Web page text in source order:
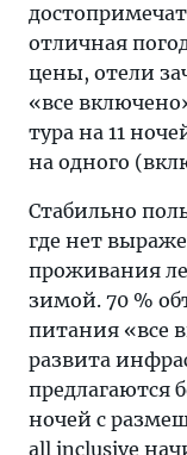
отличная
цены, отели
«все
тура на 11
на одного
Стабильно
где нет
проживания
зимой. 70 %
питания «все
развита
предлагаются
ночей с
all inclusive